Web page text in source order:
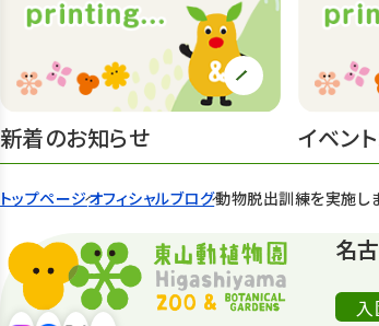
トップページオフィシャルブログ動物脱出訓練を実施しま
新着のお知らせ イベン
名